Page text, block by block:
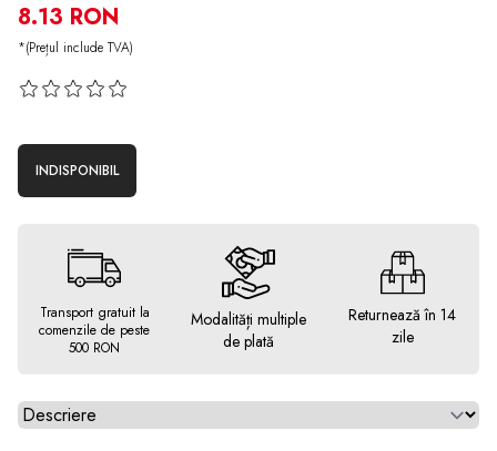
8.13 RON
*(Prețul include TVA)
INDISPONIBIL
Transport gratuit la
comenzile de peste
500 RON
Modalități multiple
de plată
Returnează în 14
zile
Alegeti tab